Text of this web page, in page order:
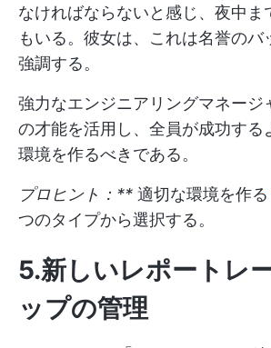
なければならないと感じ、夜中ま
もいる。彼女は、これは名誉のバ
強調する。
強力なエンジニアリングマネージ
の才能を活用し、全員が成功する
環境を作るべきである。
プロヒント：** 適切な環境を作る
つのタイプから選択する。
5.新しいレポートレ
ップの管理